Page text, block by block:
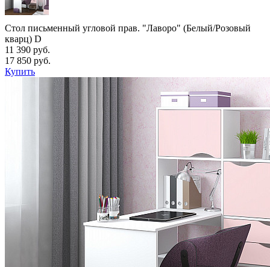
Стол письменный угловой прав. "Лаворо" (Белый/Розовый
кварц) D
11 390 руб.
17 850 руб.
Купить